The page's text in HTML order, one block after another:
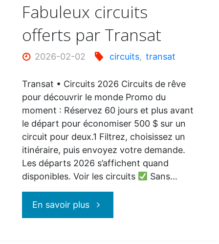
Fabuleux circuits
offerts par Transat
2026-02-02 circuits, transat
Transat • Circuits 2026 Circuits de rêve
pour découvrir le monde Promo du
moment : Réservez 60 jours et plus avant
le départ pour économiser 500 $ sur un
circuit pour deux.1 Filtrez, choisissez un
itinéraire, puis envoyez votre demande.
Les départs 2026 s’affichent quand
disponibles. Voir les circuits
Sans…
En savoir plus"Fabuleux